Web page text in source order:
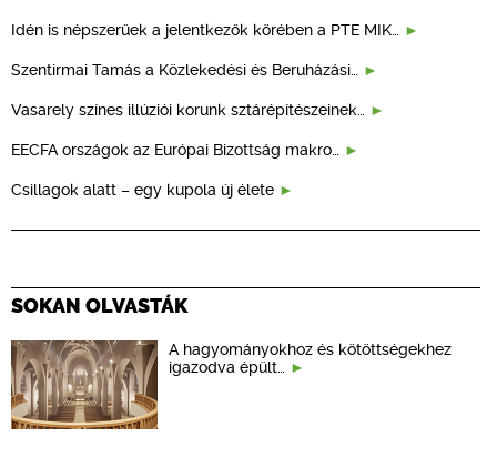
Idén is népszerűek a jelentkezők körében a PTE MIK…
Szentirmai Tamás a Közlekedési és Beruházási…
Vasarely színes illúziói korunk sztárépítészeinek…
EECFA országok az Európai Bizottság makro…
Csillagok alatt – egy kupola új élete
SOKAN OLVASTÁK
A hagyományokhoz és kötöttségekhez
igazodva épült…